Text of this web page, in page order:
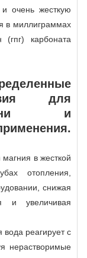
очень жесткую
в миллиграммах
карбоната
для
и
в жесткой
отопления,
снижая
и увеличивая
вода реагирует с
нерастворимые